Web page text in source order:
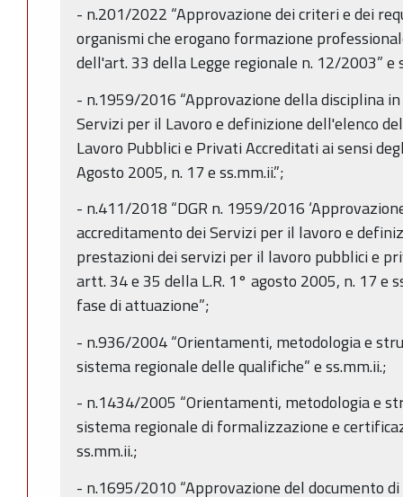
- n.201/2022 “Approvazione dei criteri e dei
organismi che erogano formazione
dell'art. 33 della Legge regionale n. 12/2003” e
- n.1959/2016 “Approvazione della disciplina
Servizi per il Lavoro e definizione dell'elenco
Lavoro Pubblici e Privati Accreditati ai sensi
Agosto 2005, n. 17 e ss.mm.ii.”;
- n.411/2018 “DGR n. 1959/2016
accreditamento dei Servizi per il lavoro e
prestazioni dei servizi per il lavoro pubblici e
artt. 34 e 35 della L.R. 1° agosto 2005, n. 17 e
fase di attuazione”;
- n.936/2004 “Orientamenti, metodologia e
sistema regionale delle qualifiche” e ss.mm.ii.;
- n.1434/2005 “Orientamenti, metodologia e
sistema regionale di formalizzazione e
ss.mm.ii.;
- n.1695/2010 “Approvazione del documento